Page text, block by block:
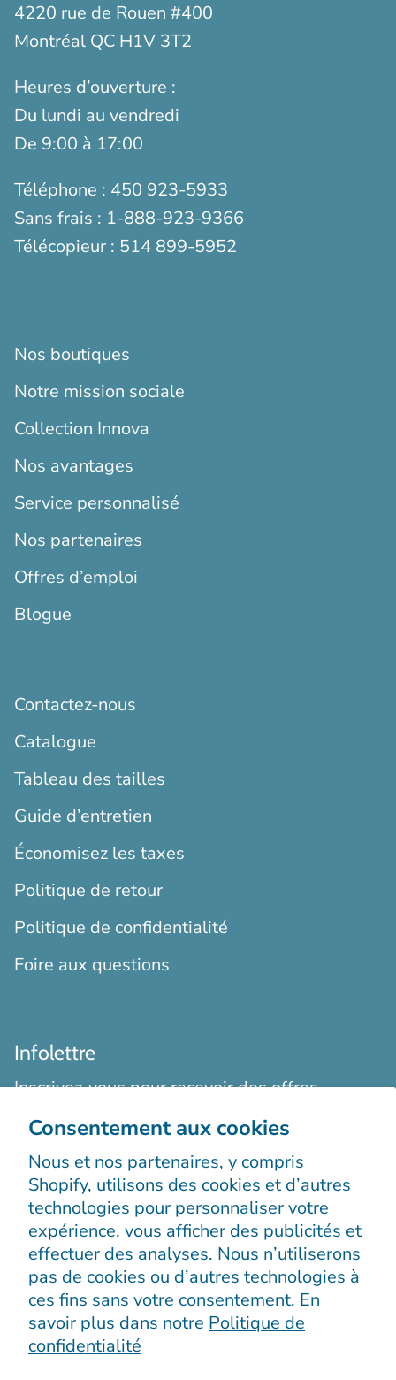
Consentement aux cookies
Nous et nos partenaires, y compris
Shopify, utilisons des cookies et d’autres
technologies pour personnaliser votre
expérience, vous afficher des publicités et
effectuer des analyses. Nous n’utiliserons
pas de cookies ou d’autres technologies à
ces fins sans votre consentement. En
savoir plus dans notre Politique de
confidentialité
4220 rue de Rouen #400
Montréal QC H1V 3T2
Heures d’ouverture :
Du lundi au vendredi
De 9:00 à 17:00
Téléphone : 450 923-5933
Sans frais : 1-888-923-9366
Télécopieur : 514 899-5952
Nos boutiques
Notre mission sociale
Collection Innova
Nos avantages
Service personnalisé
Nos partenaires
Offres d’emploi
Blogue
Contactez-nous
Catalogue
Tableau des tailles
Guide d’entretien
Économisez les taxes
Politique de retour
Politique de confidentialité
Foire aux questions
Infolettre
Inscrivez-vous pour recevoir des offres
exclusives, des histoires originales, des
S’enregistrer